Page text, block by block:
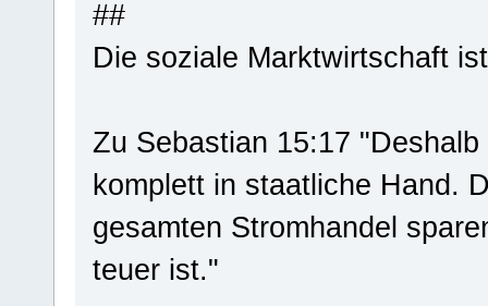
##
Die soziale Marktwirtschaft
Zu Sebastian 15:17
komplett in staatliche Hand.
gesamten Stromhandel
teuer ist."